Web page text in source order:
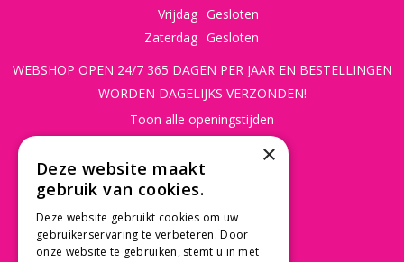
Vrijdag Gesloten
Zaterdag Gesloten
WEBSHOP OPEN 24/7 365 DAGEN PER JAAR EN BESTELLINGEN
WORDEN DAGELIJKS VERZONDEN!
Toon alle openingstijden
Beusichemseweg 56
3997 MK 't Goy
030 - 60 11 365
×
Deze website maakt
gebruik van cookies.
Deze website gebruikt cookies om uw
gebruikerservaring te verbeteren. Door
onze website te gebruiken, stemt u in met